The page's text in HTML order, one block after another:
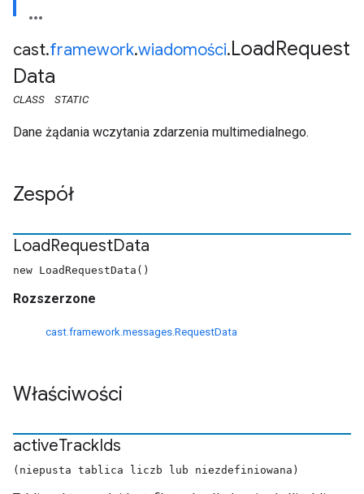
cast.framework.wiadomości.LoadRequest
Data
CLASS STATIC
Dane żądania wczytania zdarzenia multimedialnego.
Zespół
LoadRequestData
new LoadRequestData()
Rozszerzone
cast.framework.messages.RequestData
Właściwości
activeTrackIds
(niepusta tablica liczb lub niezdefiniowana)